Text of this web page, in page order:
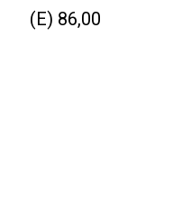
(E) 86,00